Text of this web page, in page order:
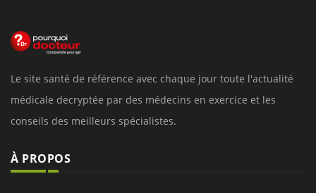
Le site santé de référence avec chaque jour toute l'actualité
médicale decryptée par des médecins en exercice et les
conseils des meilleurs spécialistes.
À PROPOS